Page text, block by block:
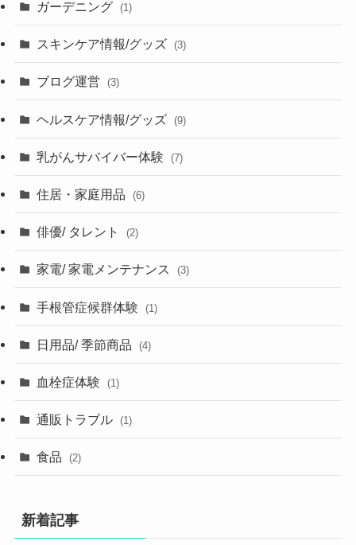
ガーデニング (1)
スキンケア情報/グッズ (3)
ブログ運営 (3)
ヘルスケア情報/グッズ (9)
乳がんサバイバー体験 (7)
住居・家庭用品 (6)
俳優/ タレント (2)
家電/ 家電メンテナンス (3)
手根管症候群体験 (1)
日用品/ 季節商品 (4)
血栓症体験 (1)
通販トラブル (1)
食品 (2)
新着記事